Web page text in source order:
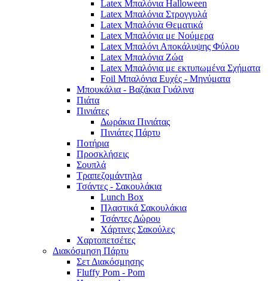
Latex Μπαλόνια Halloween
Latex Μπαλόνια Στρογγυλά
Latex Μπαλόνια Θεματικά
Latex Μπαλόνια με Νούμερα
Latex Μπαλόνι Αποκάλυψης Φύλου
Latex Μπαλόνια Ζώα
Latex Μπαλόνια με εκτυπωμένα Σχήματα
Foil Μπαλόνια Ευχές - Μηνύματα
Μπουκάλια - Βαζάκια Γυάλινα
Πιάτα
Πινιάτες
Δωράκια Πινιάτας
Πινιάτες Πάρτυ
Ποτήρια
Προσκλήσεις
Σουπλά
Τραπεζομάντηλα
Τσάντες - Σακουλάκια
Lunch Box
Πλαστικά Σακουλάκια
Τσάντες Δώρου
Χάρτινες Σακούλες
Χαρτοπετσέτες
Διακόσμηση Πάρτυ
Σετ Διακόσμησης
Fluffy Pom - Pom